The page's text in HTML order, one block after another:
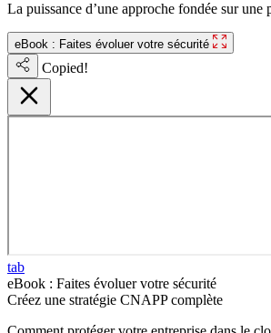
La puissance d’une approche fondée sur une
eBook : Faites évoluer votre sécurité
Copied!
tab
eBook : Faites évoluer votre sécurité
Créez une stratégie CNAPP complète